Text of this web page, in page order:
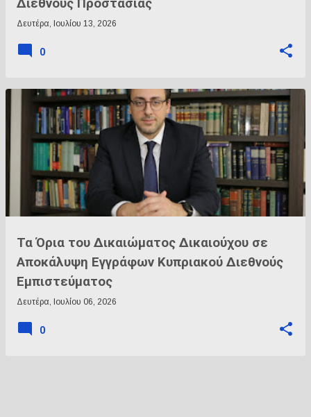
Διεθνούς Προστασίας
Δευτέρα, Ιουλίου 13, 2026
0
Τα Όρια του Δικαιώματος Δικαιούχου σε
Αποκάλυψη Εγγράφων Κυπριακού Διεθνούς
Εμπιστεύματος
Δευτέρα, Ιουλίου 06, 2026
0